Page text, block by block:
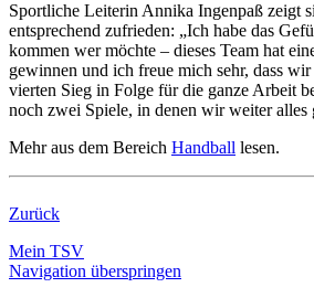
Sportliche Leiterin Annika Ingenpaß zeigt
entsprechend zufrieden: „Ich habe das
kommen wer möchte – dieses Team hat
gewinnen und ich freue mich sehr, dass
vierten Sieg in Folge für die ganze Arbeit
noch zwei Spiele, in denen wir weiter alles
Mehr aus dem Bereich Handball lesen.
Zurück
Mein TSV
Navigation überspringen